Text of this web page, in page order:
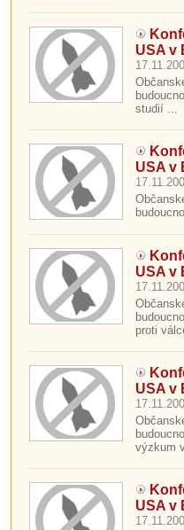
USA v
studií ...
USA v
USA v
proti
USA v
výzkum
USA v